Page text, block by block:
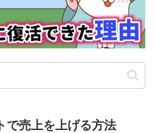
で売上を上げる方法